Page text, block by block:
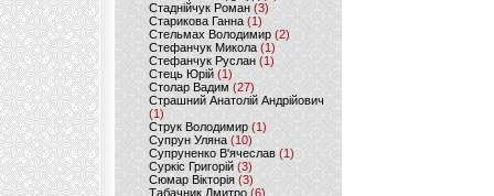
Стаднійчук Роман(3)
Старикова Ганна (1)
Стельмах Володимир(2)
Стефанчук Микола (1)
Стефанчук Руслан (1)
Стець Юрій (1)
Столар Вадим(27)
Страшний Анатолій Андрійович
(1)
Струк Володимир (1)
Супрун Уляна (10)
Супруненко В'ячеслав (1)
Суркіс Григорій (3)
Сюмар Вікторія (3)
Табачник Дмитро (6)